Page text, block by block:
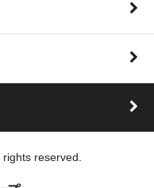
rights reserved.